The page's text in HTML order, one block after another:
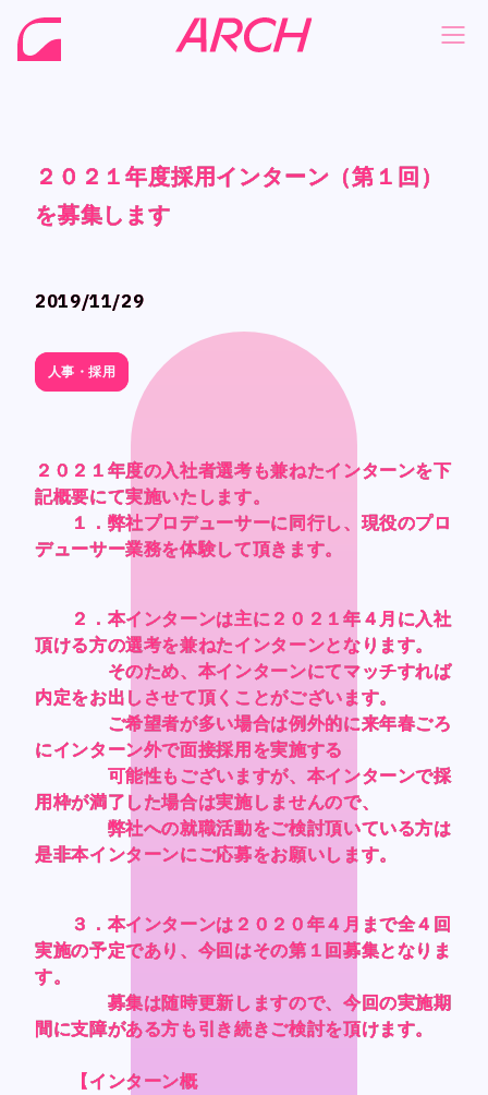
２０２１年度採用インターン（第１回）
を募集します
2019/11/29
２０２１年度の入社者選考も兼ねたインターンを下
記概要にて実施いたします。
１．弊社プロデューサーに同行し、現役のプロ
デューサー業務を体験して頂きます。
２．本インターンは主に２０２１年４月に入社
頂ける方の選考を兼ねたインターンとなります。
そのため、本インターンにてマッチすれば
内定をお出しさせて頂くことがございます。
ご希望者が多い場合は例外的に来年春ごろ
にインターン外で面接採用を実施する
可能性もございますが、本インターンで採
用枠が満了した場合は実施しませんので、
弊社への就職活動をご検討頂いている方は
是非本インターンにご応募をお願いします。
３．本インターンは２０２０年４月まで全４回
実施の予定であり、今回はその第１回募集となりま
す。
募集は随時更新しますので、今回の実施期
間に支障がある方も引き続きご検討を頂けます。
【インターン概
２０２１年度採用インターン（第１回）
を募集します
２０２１年度の入社者選考も兼ねたインターンを下
記概要にて実施いたします。
１．弊社プロデューサーに同行し、現役のプロ
デューサー業務を体験して頂きます。
２．本インターンは主に２０２１年４月に入社
頂ける方の選考を兼ねたインターンとなります。
そのため、本インターンにてマッチすれば
内定をお出しさせて頂くことがございます。
ご希望者が多い場合は例外的に来年春ごろ
にインターン外で面接採用を実施する
可能性もございますが、本インターンで採
用枠が満了した場合は実施しませんので、
弊社への就職活動をご検討頂いている方は
是非本インターンにご応募をお願いします。
３．本インターンは２０２０年４月まで全４回
実施の予定であり、今回はその第１回募集となりま
す。
募集は随時更新しますので、今回の実施期
間に支障がある方も引き続きご検討を頂けます。
【インターン概
２０２１年度採用インターン（第１回）
を募集します
人事・採用
２０２１年度の入社者選考も兼ねたインターンを下
記概要にて実施いたします。
１．弊社プロデューサーに同行し、現役のプロ
デューサー業務を体験して頂きます。
２．本インターンは主に２０２１年４月に入社
頂ける方の選考を兼ねたインターンとなります。
そのため、本インターンにてマッチすれば
内定をお出しさせて頂くことがございます。
ご希望者が多い場合は例外的に来年春ごろ
にインターン外で面接採用を実施する
可能性もございますが、本インターンで採
用枠が満了した場合は実施しませんので、
弊社への就職活動をご検討頂いている方は
是非本インターンにご応募をお願いします。
３．本インターンは２０２０年４月まで全４回
実施の予定であり、今回はその第１回募集となりま
す。
募集は随時更新しますので、今回の実施期
間に支障がある方も引き続きご検討を頂けます。
【インターン概
NEWS
RECRUIT
CONTACT
Japanese
English
Chinese (Trad.)
Chinese (Sim.)
Official SNS
NEWS
RECRUIT
CONTACT
Japanese
English
Chinese (Trad.)
Chinese (Sim.)
Official SNS
２０２１年度採用インターン（第１回）
を募集します
2019/11/29
人事・採用
２０２１年度の入社者選考も兼ねたインターンを下
記概要にて実施いたします。
１．弊社プロデューサーに同行し、現役のプロ
デューサー業務を体験して頂きます。
２．本インターンは主に２０２１年４月に入社
頂ける方の選考を兼ねたインターンとなります。
そのため、本インターンにてマッチすれば
内定をお出しさせて頂くことがございます。
ご希望者が多い場合は例外的に来年春ごろ
にインターン外で面接採用を実施する
可能性もございますが、本インターンで採
用枠が満了した場合は実施しませんので、
弊社への就職活動をご検討頂いている方は
是非本インターンにご応募をお願いします。
３．本インターンは２０２０年４月まで全４回
実施の予定であり、今回はその第１回募集となりま
す。
募集は随時更新しますので、今回の実施期
間に支障がある方も引き続きご検討を頂けます。
【インターン概